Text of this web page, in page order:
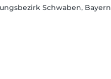
Schwaben, Bayern